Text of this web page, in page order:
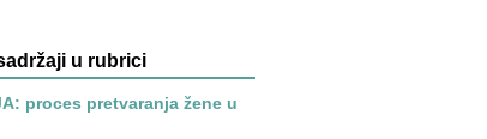
u rubrici
proces pretvaranja žene u